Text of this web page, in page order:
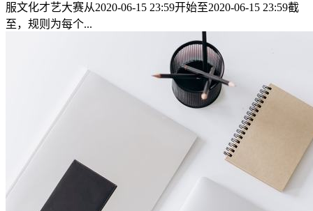
服文化才艺大赛从2020-06-15 23:59开始至2020-06-15 23:59截
至，规则为每个...